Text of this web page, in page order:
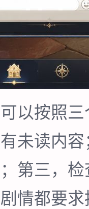
以按照
未读内
第三，
情都要